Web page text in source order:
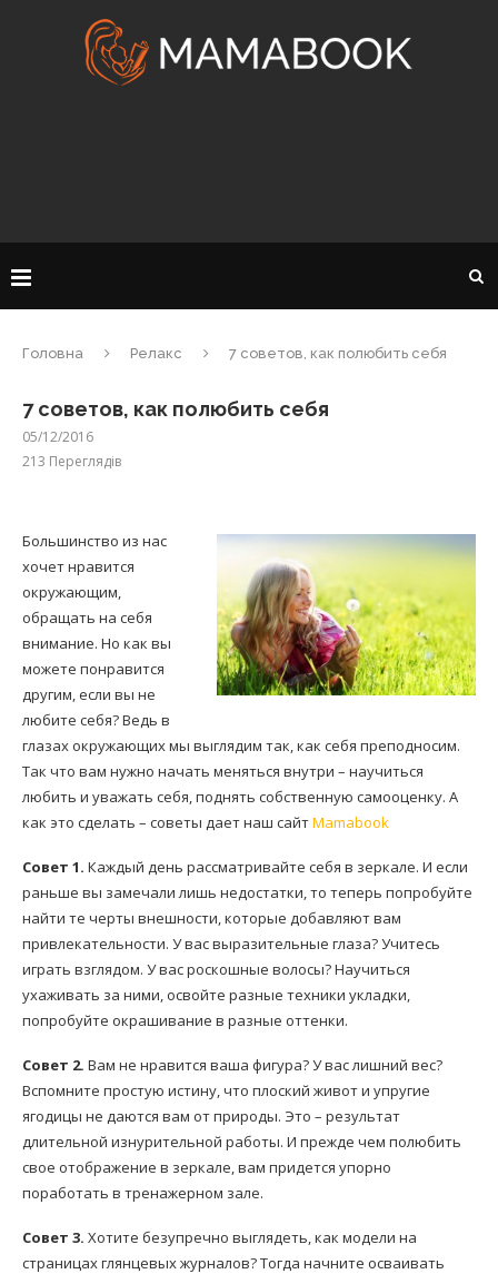
Головна Релакс 7 советов, как полюбить себя
7 советов, как полюбить себя
05/12/2016
213 Переглядів
Большинство из нас
хочет нравится
окружающим,
обращать на себя
внимание. Но как вы
можете понравится
другим, если вы не
любите себя? Ведь в
глазах окружающих мы выглядим так, как себя преподносим.
Так что вам нужно начать меняться внутри – научиться
любить и уважать себя, поднять собственную самооценку. А
как это сделать – советы дает наш сайтMamabook
Совет 1. Каждый день рассматривайте себя в зеркале. И если
раньше вы замечали лишь недостатки, то теперь попробуйте
найти те черты внешности, которые добавляют вам
привлекательности. У вас выразительные глаза? Учитесь
играть взглядом. У вас роскошные волосы? Научиться
ухаживать за ними, освойте разные техники укладки,
попробуйте окрашивание в разные оттенки.
Совет 2. Вам не нравится ваша фигура? У вас лишний вес?
Вспомните простую истину, что плоский живот и упругие
ягодицы не даются вам от природы. Это – результат
длительной изнурительной работы. И прежде чем полюбить
свое отображение в зеркале, вам придется упорно
поработать в тренажерном зале.
Совет 3. Хотите безупречно выглядеть, как модели на
страницах глянцевых журналов? Тогда начните осваивать